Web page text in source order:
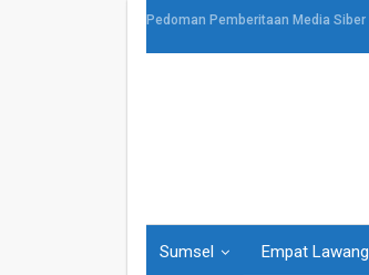
Pedoman Pemberitaan Media Siber
Sumsel Empat Lawang